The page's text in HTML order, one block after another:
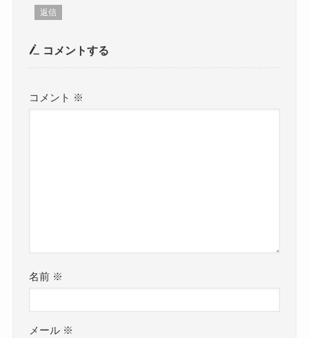
返信
コメントする
コメント ※
名前 ※
メール ※